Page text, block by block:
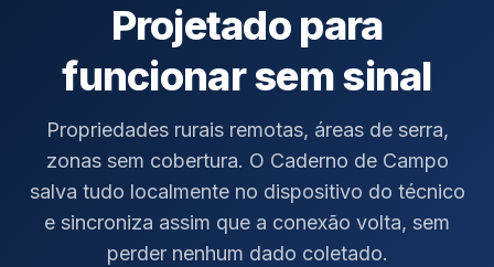
Projetado para
funcionar sem sinal
Propriedades rurais remotas, áreas de serra,
zonas sem cobertura. O Caderno de Campo
salva tudo localmente no dispositivo do técnico
e sincroniza assim que a conexão volta, sem
perder nenhum dado coletado.